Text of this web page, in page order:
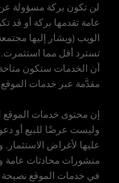
لن تكون بركة مسؤولة
عامة تقدمها بركة أو قد
الويب (ويشار إليها
تسترد أقل مما استثمرت.
أن الخدمات ستكون
إن محتوى خدمات الموقع
وليست عرضًا للبيع أو
عليها لأغراض الاستثمار.
منشورات محادثات عامة
في خدمات الموقع نصيحة